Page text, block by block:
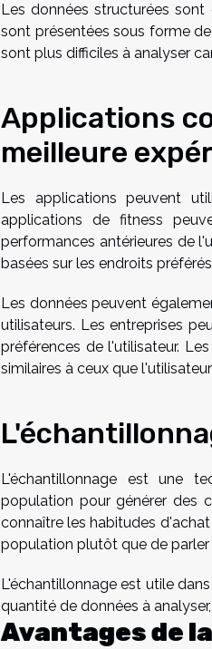
Les données structurées
sont présentées sous forme
sont plus difficiles à analyser
Applications
meilleure
Les applications peuvent
applications de fitness
performances antérieures de
basées sur les endroits
Les données peuvent
utilisateurs. Les entreprises
préférences de l'utilisateur.
similaires à ceux que
L'échantillonnage est une
population pour générer des
connaître les habitudes
population plutôt que de parler
L'échantillonnage est utile
quantité de données à
Avantages de